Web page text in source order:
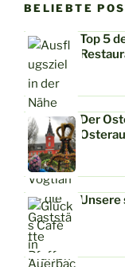
BELIEBTE
Top 5
Der
Unsere